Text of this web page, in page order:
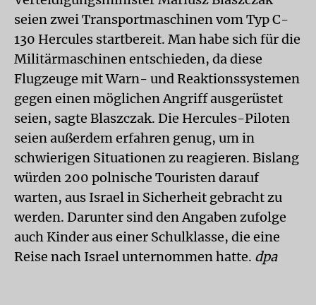
seien zwei Transportmaschinen vom Typ C-
130 Hercules startbereit. Man habe sich für die
Militärmaschinen entschieden, da diese
Flugzeuge mit Warn- und Reaktionssystemen
gegen einen möglichen Angriff ausgerüstet
seien, sagte Blaszczak. Die Hercules-Piloten
seien außerdem erfahren genug, um in
schwierigen Situationen zu reagieren. Bislang
würden 200 polnische Touristen darauf
warten, aus Israel in Sicherheit gebracht zu
werden. Darunter sind den Angaben zufolge
auch Kinder aus einer Schulklasse, die eine
Reise nach Israel unternommen hatte. dpa